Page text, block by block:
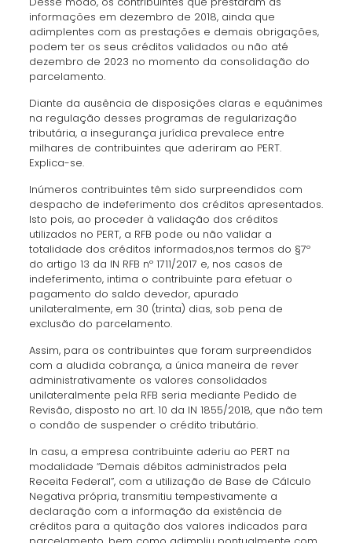
informações em dezembro de 2018, ainda que
adimplentes com as prestações e demais obrigações,
podem ter os seus créditos validados ou não até
dezembro de 2023 no momento da consolidação do
parcelamento.
Diante da ausência de disposições claras e equânimes
na regulação desses programas de regularização
tributária, a insegurança jurídica prevalece entre
milhares de contribuintes que aderiram ao PERT.
Explica-se.
Inúmeros contribuintes têm sido surpreendidos com
despacho de indeferimento dos créditos apresentados.
Isto pois, ao proceder à validação dos créditos
utilizados no PERT, a RFB pode ou não validar a
totalidade dos créditos informados,nos termos do §7º
do artigo 13 da IN RFB nº 1711/2017 e, nos casos de
indeferimento, intima o contribuinte para efetuar o
pagamento do saldo devedor, apurado
unilateralmente, em 30 (trinta) dias, sob pena de
exclusão do parcelamento.
Assim, para os contribuintes que foram surpreendidos
com a aludida cobrança, a única maneira de rever
administrativamente os valores consolidados
unilateralmente pela RFB seria mediante Pedido de
Revisão, disposto no art. 10 da IN 1855/2018, que não tem
o condão de suspender o crédito tributário.
In casu, a empresa contribuinte aderiu ao PERT na
modalidade “Demais débitos administrados pela
Receita Federal”, com a utilização de Base de Cálculo
Negativa própria, transmitiu tempestivamente a
declaração com a informação da existência de
créditos para a quitação dos valores indicados para